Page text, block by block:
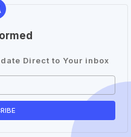
Direct to Your inbox